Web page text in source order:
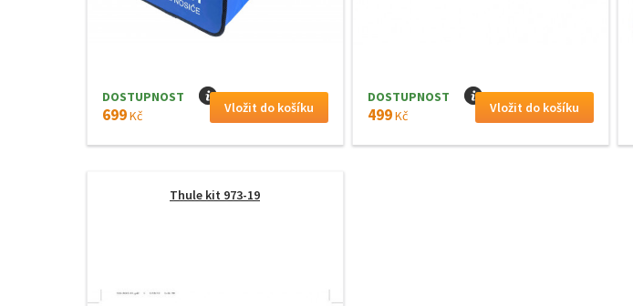
DOSTUPNOST I
699Kč
DOSTUPNOST I
499Kč
Thule kit 973-19